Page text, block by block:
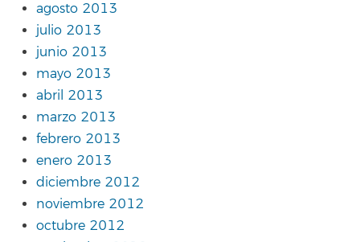
agosto 2013
julio 2013
junio 2013
mayo 2013
abril 2013
marzo 2013
febrero 2013
enero 2013
diciembre 2012
noviembre 2012
octubre 2012